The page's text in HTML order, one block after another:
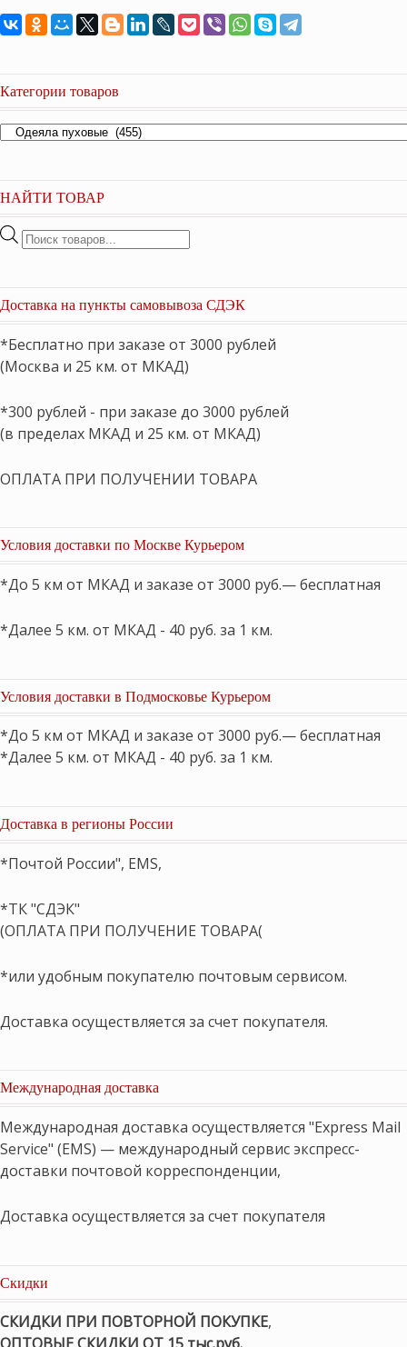
Категории товаров
НАЙТИ ТОВАР
Поиск
Доставка на пункты самовывоза СДЭК
*Бесплатно при заказе от 3000 рублей
(Москва и 25 км. от МКАД)
*300 рублей - при заказе до 3000 рублей
(в пределах МКАД и 25 км. от МКАД)
ОПЛАТА ПРИ ПОЛУЧЕНИИ ТОВАРА
Условия доставки по Москве Курьером
*До 5 км от МКАД и заказе от 3000 руб.— бесплатная
*Далее 5 км. от МКАД - 40 руб. за 1 км.
Условия доставки в Подмосковье Курьером
*До 5 км от МКАД и заказе от 3000 руб.— бесплатная
*Далее 5 км. от МКАД - 40 руб. за 1 км.
Доставка в регионы России
*Почтой России", EMS,
*ТК "СДЭК"
(ОПЛАТА ПРИ ПОЛУЧЕНИЕ ТОВАРА(
*или удобным покупателю почтовым сервисом.
Доставка осуществляется за счет покупателя.
Международная доставка
Международная доставка осуществляется "Express Mail
Service" (EMS) — международный сервис экспресс-
доставки почтовой корреспонденции,
Доставка осуществляется за счет покупателя
Скидки
СКИДКИ ПРИ ПОВТОРНОЙ ПОКУПКЕ,